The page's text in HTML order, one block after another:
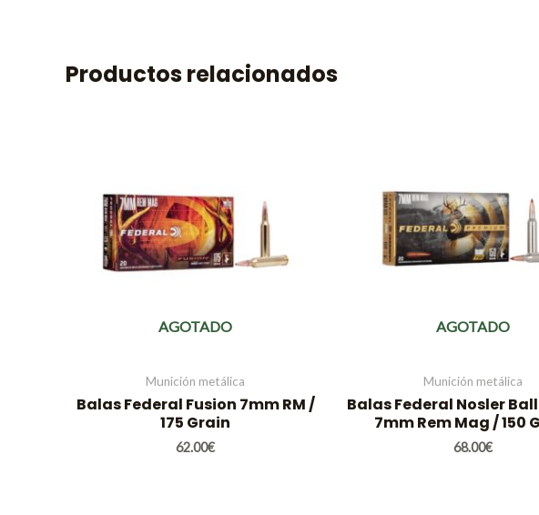
Productos relacionados
AGOTADO
Munición metálica
Balas Federal Fusion 7mm RM /
175 Grain
62.00€
AGOTADO
Munición metálica
Balas Federal Nosler
7mm Rem Mag / 150
68.00€